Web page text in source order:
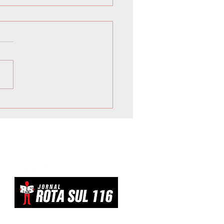
avalia resposta